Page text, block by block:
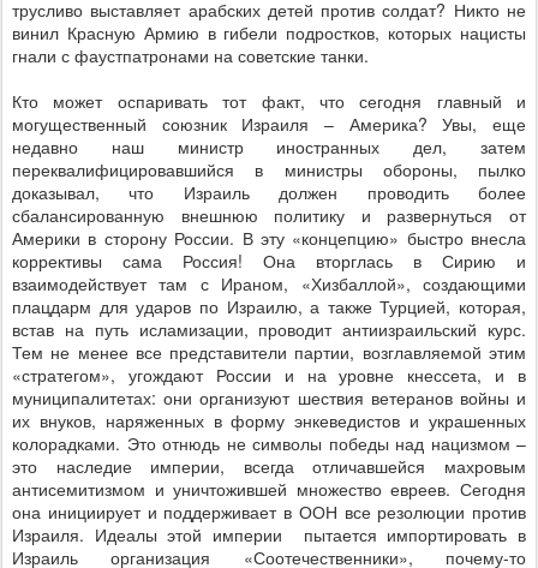
трусливо выставляет арабских детей против солдат? Никто не
винил Красную Армию в гибели подростков, которых нацисты
гнали с фаустпатронами на советские танки.
Кто может оспаривать тот факт, что сегодня главный и
могущественный союзник Израиля – Америка? Увы, еще
недавно наш министр иностранных дел, затем
переквалифицировавшийся в министры обороны, пылко
доказывал, что Израиль должен проводить более
сбалансированную внешнюю политику и развернуться от
Америки в сторону России. В эту «концепцию» быстро внесла
коррективы сама Россия! Она вторглась в Сирию и
взаимодействует там с Ираном, «Хизбаллой», создающими
плацдарм для ударов по Израилю, а также Турцией, которая,
встав на путь исламизации, проводит антиизраильский курс.
Тем не менее все представители партии, возглавляемой этим
«стратегом», угождают России и на уровне кнессета, и в
муниципалитетах: они организуют шествия ветеранов войны и
их внуков, наряженных в форму энкеведистов и украшенных
колорадками. Это отнюдь не символы победы над нацизмом –
это наследие империи, всегда отличавшейся махровым
антисемитизмом и уничтожившей множество евреев. Сегодня
она инициирует и поддерживает в ООН все резолюции против
Израиля. Идеалы этой империи
пытается импортировать в
Израиль организация «Соотечественники», почему-то